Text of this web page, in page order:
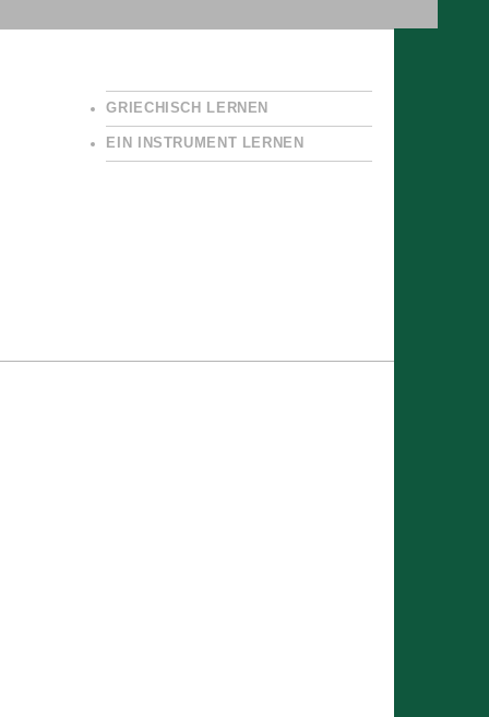
GRIECHISCH LERNEN
EIN INSTRUMENT LERNEN